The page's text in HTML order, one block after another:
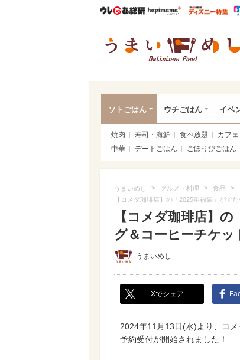
ウレぴあ総研ハピママ*
ソトごはん ウチごはん イベ
焼肉 寿司・海鮮 食べ放題 カフ
中華
デートごはん ごほうびごはん
うまいめし > グルメ・料理 > 食品 >
【コメダ珈琲店】の「2025年福袋」がで
【コメダ珈琲店】
グ＆コーヒーチケ
うまいめし
Xでシェア
2024年11月13日(水)より、コ
予約受付が開始されました！